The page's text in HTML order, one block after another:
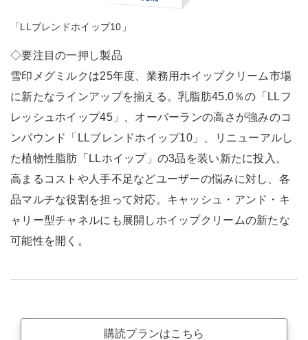
「LLブレンドホイップ10」
◇要注目の一押し製品
雪印メグミルクは25年度、業務用ホイップクリーム市場
に新たなラインアップを揃える。乳脂肪45.0％の「LLフ
レッシュホイップ45」、オーバーランの高さが強みのコ
ンパウンド「LLブレンドホイップ10」、リニューアルし
た植物性脂肪「LLホイップ」の3品を装い新たに投入。
高まるコストや人手不足などユーザーの悩みに対し、各
品マルチな役割を担って対応。キャッシュ・アンド・キ
ャリー型チャネルにも展開しホイップクリームの新たな
可能性を開く。
購読プランはこちら